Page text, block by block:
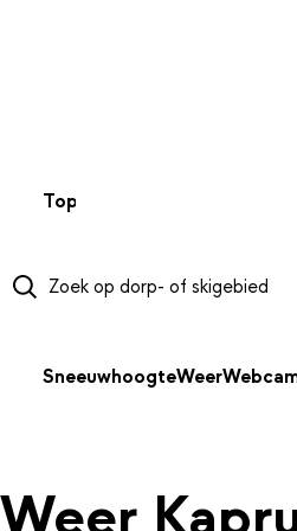
Top 50
SneeuwhoogteWeer